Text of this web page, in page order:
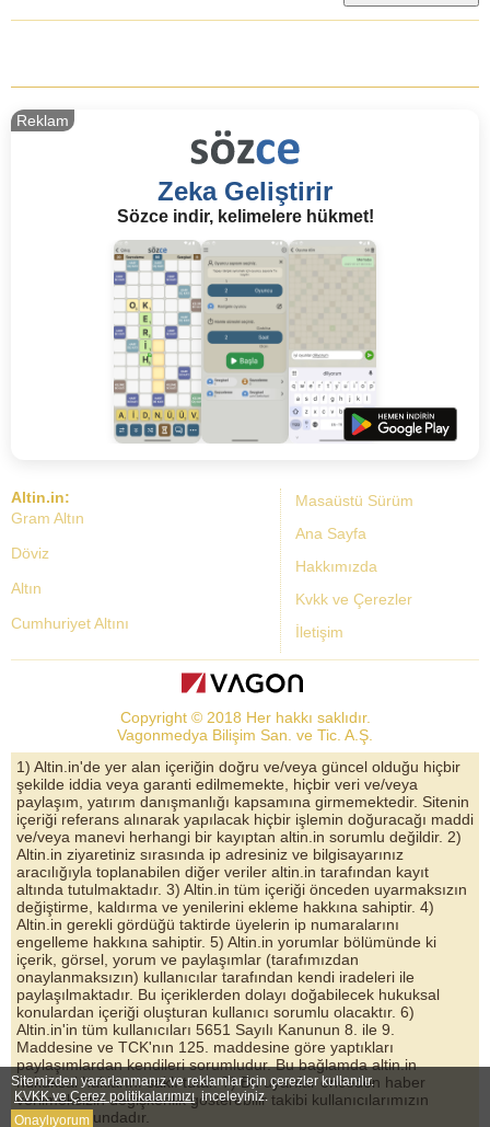
Zeka Geliştirir
Sözce indir, kelimelere hükmet!
Reklam
Masaüstü Sürüm
Ana Sayfa
Hakkımızda
Kvkk ve Çerezler
İletişim
Altin.in:
Gram Altın
Döviz
Altın
Cumhuriyet Altını
Dolar Kuru
Altın Yorumları
Döviz Kurları
Çeyrek Altın
Bitcoin
Euro/Dolar Parite
Sterlin
Döviz Arşivi
Copyright © 2018 Her hakkı saklıdır.
Vagonmedya Bilişim San. ve Tic. A.Ş.
1) Altin.in'de yer alan içeriğin doğru ve/veya güncel olduğu hiçbir
şekilde iddia veya garanti edilmemekte, hiçbir veri ve/veya
paylaşım, yatırım danışmanlığı kapsamına girmemektedir. Sitenin
içeriği referans alınarak yapılacak hiçbir işlemin doğuracağı maddi
ve/veya manevi herhangi bir kayıptan altin.in sorumlu değildir. 2)
Altin.in ziyaretiniz sırasında ip adresiniz ve bilgisayarınız
aracılığıyla toplanabilen diğer veriler altin.in tarafından kayıt
altında tutulmaktadır. 3) Altin.in tüm içeriği önceden uyarmaksızın
değiştirme, kaldırma ve yenilerini ekleme hakkına sahiptir. 4)
Altin.in gerekli gördüğü taktirde üyelerin ip numaralarını
engelleme hakkına sahiptir. 5) Altin.in yorumlar bölümünde ki
içerik, görsel, yorum ve paylaşımlar (tarafımızdan
onaylanmaksızın) kullanıcılar tarafından kendi iradeleri ile
paylaşılmaktadır. Bu içeriklerden dolayı doğabilecek hukuksal
konulardan içeriği oluşturan kullanıcı sorumlu olacaktır. 6)
Altin.in'in tüm kullanıcıları 5651 Sayılı Kanunun 8. ile 9.
Maddesine ve TCK'nın 125. maddesine göre yaptıkları
paylaşımlardan kendileri sorumludur. Bu bağlamda altin.in
hukuksal haklarını saklı tutar. 7) Bu uyarılar önceden haber
verilmeksizin değişkenlik gösterebilir takibi kullanıcılarımızın
sorumluluğundadır.
Sitemizden yararlanmanız ve reklamlar için çerezler kullanılır.
KVKK ve Çerez politikalarımızı inceleyiniz.
Onaylıyorum